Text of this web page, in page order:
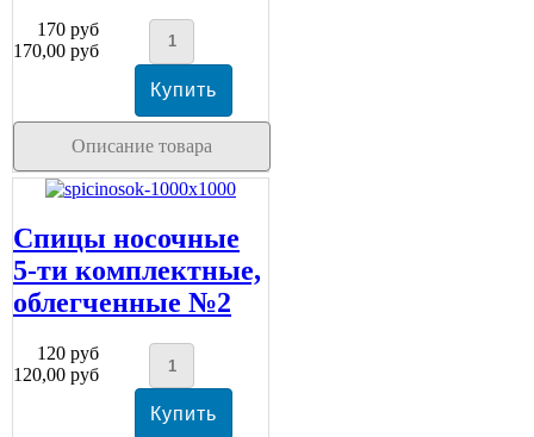
170 руб
170,00 руб
Описание товара
Спицы носочные
5-ти комплектные,
облегченные №2
120 руб
120,00 руб